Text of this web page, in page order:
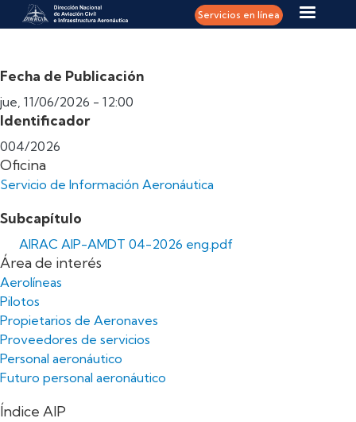
Pasar al contenido principal Servicios en línea
Fecha de Publicación
jue, 11/06/2026 - 12:00
Identificador
004/2026
Oficina
Servicio de Información Aeronáutica
Subcapítulo
AIRAC AIP-AMDT 04-2026 eng.pdf
Área de interés
Aerolíneas
Pilotos
Propietarios de Aeronaves
Proveedores de servicios
Personal aeronáutico
Futuro personal aeronáutico
Índice AIP